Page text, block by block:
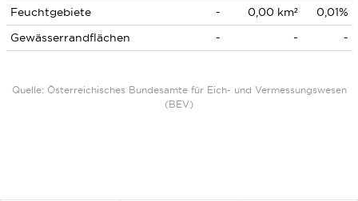
Feuchtgebiete
- 0,00 km²
0,01%
Gewässerrandflächen
- - -
Quelle: Österreichisches Bundesamte für Eich- und Vermessungswesen
(BEV)